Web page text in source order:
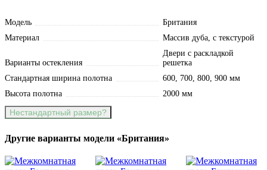
Модель
Британия
Материал
Массив дуба, с текстурой
Варианты остекления
Двери с раскладкой
решетка
Стандартная ширина полотна
600, 700, 800, 900 мм
Высота полотна
2000 мм
Нестандартный размер?
Другие варианты модели «Британия»